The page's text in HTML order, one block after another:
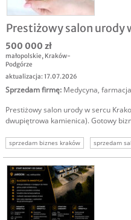
Prestiżowy salon urody
500 000 zł
małopolskie, Kraków-
Podgórze
aktualizacja: 17.07.2026
Sprzedam firmę: Medycyna, farmacja
Prestiżowy salon urody w sercu
dwupiętrowa kamienica). Gotowy
sprzedam biznes kraków sprzedam
sprzedam firmę kraków